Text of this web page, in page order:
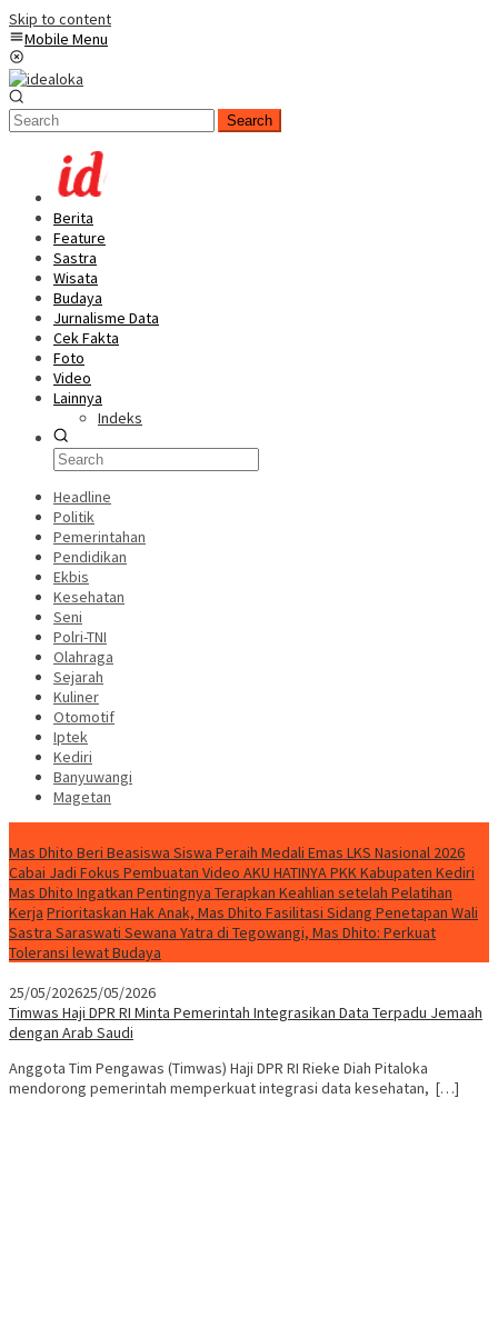
Skip to content
Mobile Menu
Search
Berita
Feature
Sastra
Wisata
Budaya
Jurnalisme Data
Cek Fakta
Foto
Video
Lainnya
Indeks
Headline
Politik
Pemerintahan
Pendidikan
Ekbis
Kesehatan
Seni
Polri-TNI
Olahraga
Sejarah
Kuliner
Otomotif
Iptek
Kediri
Banyuwangi
Magetan
Mas Dhito Beri Beasiswa Siswa Peraih Medali Emas LKS Nasional 2026
Cabai Jadi Fokus Pembuatan Video AKU HATINYA PKK Kabupaten Kediri
Mas Dhito Ingatkan Pentingnya Terapkan Keahlian setelah Pelatihan
Kerja Prioritaskan Hak Anak, Mas Dhito Fasilitasi Sidang Penetapan Wali
Sastra Saraswati Sewana Yatra di Tegowangi, Mas Dhito: Perkuat
Toleransi lewat Budaya
25/05/202625/05/2026
Timwas Haji DPR RI Minta Pemerintah Integrasikan Data Terpadu Jemaah
dengan Arab Saudi
Anggota Tim Pengawas (Timwas) Haji DPR RI Rieke Diah Pitaloka
mendorong pemerintah memperkuat integrasi data kesehatan, […]